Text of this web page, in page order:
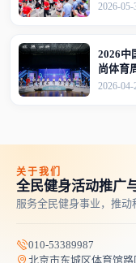
2026-05-
2026中
尚体育
2026-04-
关于我们
全民健身活动推广
服务全民健身事业，推
010-53389987
北京市东城区体育馆